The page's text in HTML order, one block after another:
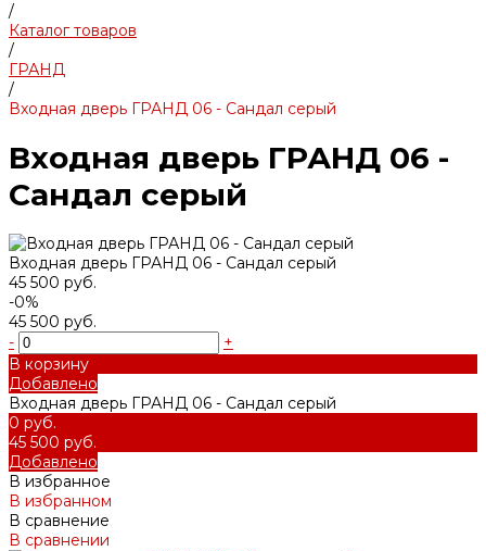
/
Каталог товаров
/
ГРАНД
/
Входная дверь ГРАНД 06 - Сандал серый
Входная дверь ГРАНД 06 -
Сандал серый
Входная дверь ГРАНД 06 - Сандал серый
45 500 руб.
-0%
45 500 руб.
-
+
В корзину
Добавлено
Входная дверь ГРАНД 06 - Сандал серый
0 руб.
45 500 руб.
Добавлено
В избранное
В избранном
В сравнение
В сравнении